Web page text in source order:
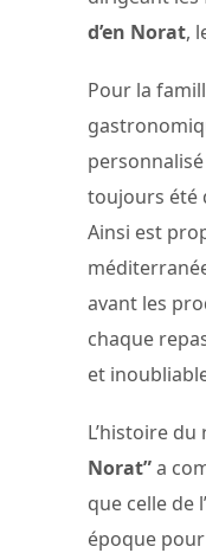
d’en Norat,
Pour la
toujours été
Ainsi est
avant les
chaque
et
L’histoire
Norat”a
que celle de
époque